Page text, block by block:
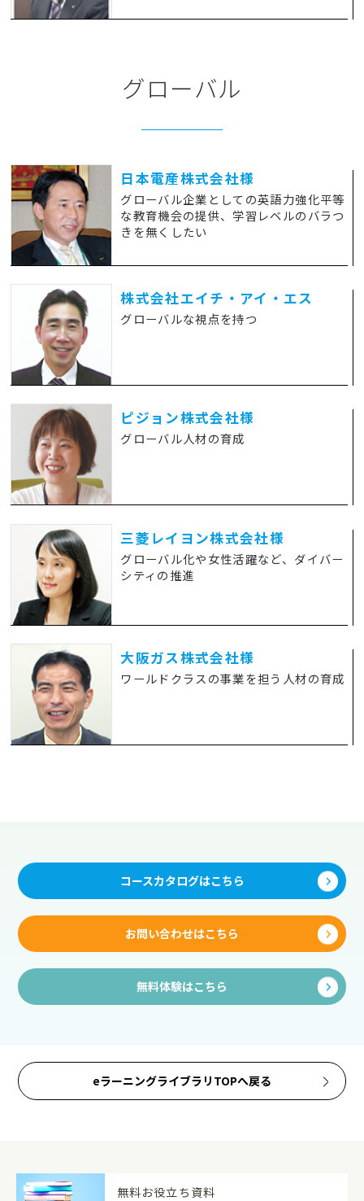
グローバル
日本電産株式会社様
グローバル企業としての英語力強化平等
な教育機会の提供、学習レベルのバラつ
きを無くしたい
株式会社エイチ・アイ・エス
グローバルな視点を持つ
ピジョン株式会社様
グローバル人材の育成
三菱レイヨン株式会社様
グローバル化や女性活躍など、ダイバー
シティの推進
大阪ガス株式会社様
ワールドクラスの事業を担う人材の育成
コースカタログはこちら
お問い合わせはこちら
無料体験はこちら
eラーニングライブラリTOPへ戻る
無料お役立ち資料